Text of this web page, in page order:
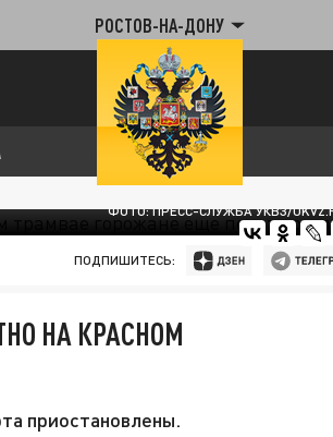
РОСТОВ-НА-ДОНУ
ФОТО: ПРЕСС-СЛУЖБА УКВЗ/
ПОДПИШИТЕСЬ:
НА КРАСНОМ
приостановлены.